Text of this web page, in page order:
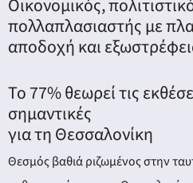
Οικονομικός,
πολλαπλασιαστής με
αποδοχή και
Το 77% θεωρεί τις
σημαντικές
για τη Θεσσαλονίκη
Θεσμός βαθιά ριζωμένος στην